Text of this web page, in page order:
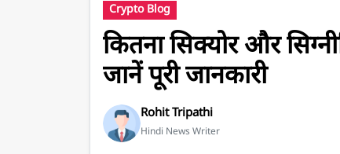
Crypto Blog
कितना सिक्योर और
जानें पूरी जानकारी
Rohit Tripathi
Hindi News Writer